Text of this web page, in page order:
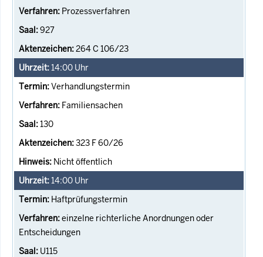
Prozessverfahren
927
264 C 106/23
14:00 Uhr
Verhandlungstermin
Familiensachen
130
323 F 60/26
Nicht öffentlich
14:00 Uhr
Haftprüfungstermin
einzelne richterliche Anordnungen oder
Entscheidungen
U115